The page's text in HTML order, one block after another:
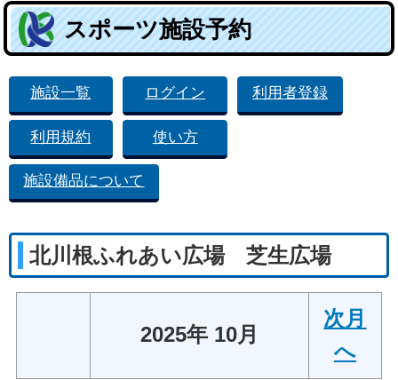
スポーツ施設予約
施設一覧 ログイン 利用者登録
利用規約 使い方
施設備品について
北川根ふれあい広場 芝生広場
2025年 10月
次月
へ